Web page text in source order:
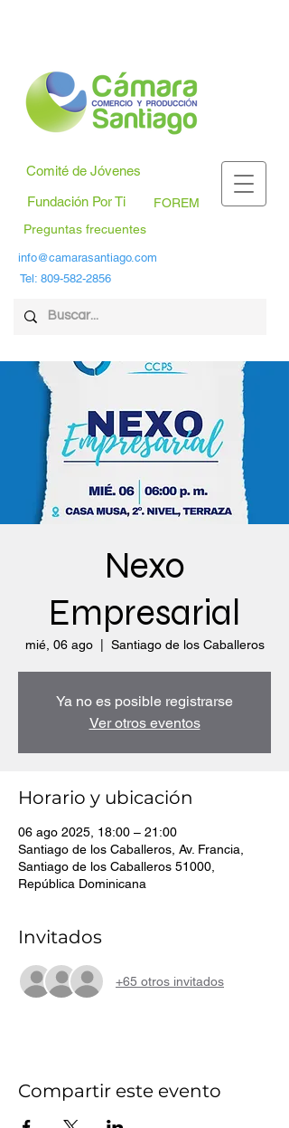
Tel: 809-582-2856
info@camarasantiago.com
FOREM
Comité de Jóvenes
Fundación Por Ti
Preguntas frecuentes
Nexo
Empresarial
mié, 06 ago
  |
Santiago de los Caballeros
Ya no es posible registrarse
Ver otros eventos
Horario y ubicación
06 ago 2025, 18:00 – 21:00
Santiago de los Caballeros, Av. Francia,
Santiago de los Caballeros 51000,
República Dominicana
Invitados
+65 otros invitados
Compartir este evento